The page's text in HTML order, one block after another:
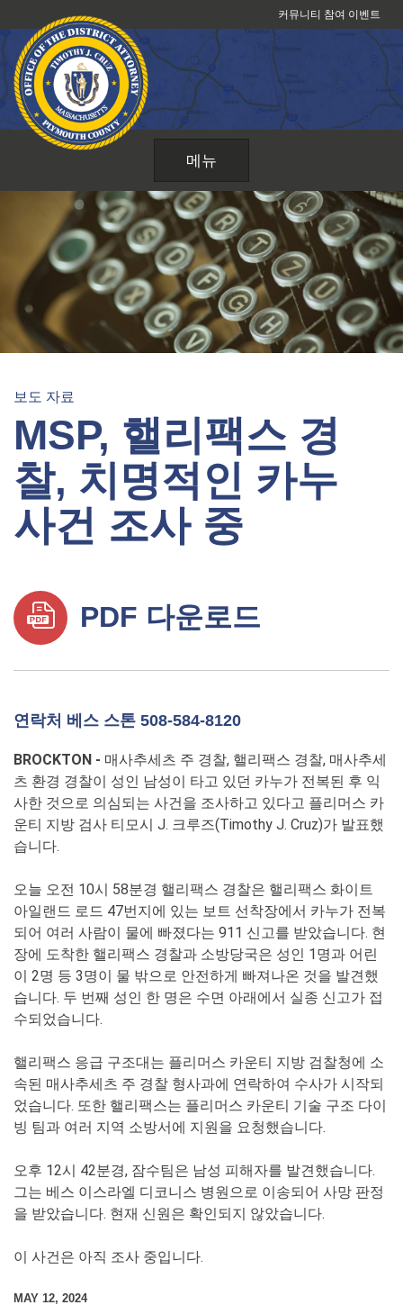
텐
츠
건
커뮤니티 참여 이벤트
메뉴
보도 자료
MSP, 핼리팩스 경
찰, 치명적인 카누
사건 조사 중
PDF 다운로드
연락처 베스 스톤 508-584-8120
BROCKTON - 매사추세츠 주 경찰, 핼리팩스 경찰, 매사추세
츠 환경 경찰이 성인 남성이 타고 있던 카누가 전복된 후 익
사한 것으로 의심되는 사건을 조사하고 있다고 플리머스 카
운티 지방 검사 티모시 J. 크루즈(Timothy J. Cruz)가 발표했
습니다.
오늘 오전 10시 58분경 핼리팩스 경찰은 핼리팩스 화이트
아일랜드 로드 47번지에 있는 보트 선착장에서 카누가 전복
되어 여러 사람이 물에 빠졌다는 911 신고를 받았습니다. 현
장에 도착한 핼리팩스 경찰과 소방당국은 성인 1명과 어린
이 2명 등 3명이 물 밖으로 안전하게 빠져나온 것을 발견했
습니다. 두 번째 성인 한 명은 수면 아래에서 실종 신고가 접
수되었습니다.
핼리팩스 응급 구조대는 플리머스 카운티 지방 검찰청에 소
속된 매사추세츠 주 경찰 형사과에 연락하여 수사가 시작되
었습니다. 또한 핼리팩스는 플리머스 카운티 기술 구조 다이
빙 팀과 여러 지역 소방서에 지원을 요청했습니다.
오후 12시 42분경, 잠수팀은 남성 피해자를 발견했습니다.
그는 베스 이스라엘 디코니스 병원으로 이송되어 사망 판정
을 받았습니다. 현재 신원은 확인되지 않았습니다.
이 사건은 아직 조사 중입니다.
MAY 12, 2024